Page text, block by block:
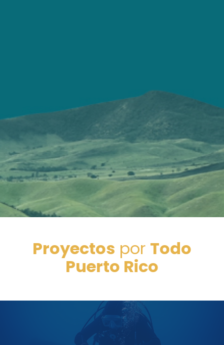
Proyectos por Todo
Puerto Rico